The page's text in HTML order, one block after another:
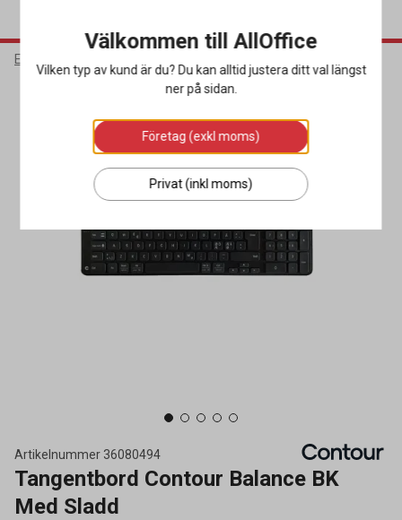
Elektronik
Artikelnummer 36080494
Tangentbord Contour Balance BK
Med Sladd
Välkommen till AllOffice
Vilken typ av kund är du? Du kan alltid justera ditt val längst
ner på sidan.
Företag (exkl moms)
Privat (inkl moms)